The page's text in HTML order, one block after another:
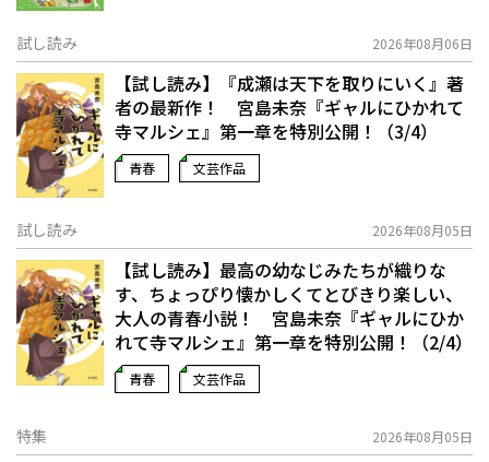
試し読み 2026年08月06日
【試し読み】『成瀬は天下を取りにいく』著
者の最新作！ 宮島未奈『ギャルにひかれて
寺マルシェ』第一章を特別公開！（3/4）
青春 文芸作品
試し読み 2026年08月05日
【試し読み】最高の幼なじみたちが織りな
す、ちょっぴり懐かしくてとびきり楽しい、
大人の青春小説！ 宮島未奈『ギャルにひか
れて寺マルシェ』第一章を特別公開！（2/4）
青春 文芸作品
特集 2026年08月05日